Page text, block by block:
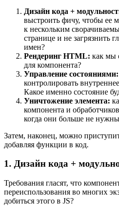
Дизайн кода +
выстроить фичу, чтобы ее
к нескольким
странице и не загрязнить
имен?
Рендеринг HTML: как мы
для компонента?
Управление состояниями:
контролировать
Какое именно состояние
Уничтожение элемента:
компонента и
когда они больше не
Затем, наконец, можно
добавляя функции в код.
1. Дизайн кода +
Требования гласят, что
переиспользования во многих
добиться этого в JS?